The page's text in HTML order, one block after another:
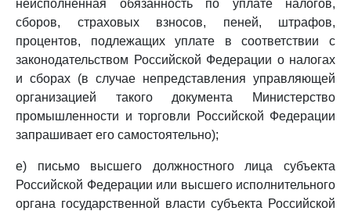
неисполненная обязанность по уплате налогов,
сборов, страховых взносов, пеней, штрафов,
процентов, подлежащих уплате в соответствии с
законодательством Российской Федерации о налогах
и сборах (в случае непредставления управляющей
организацией такого документа Министерство
промышленности и торговли Российской Федерации
запрашивает его самостоятельно);
е) письмо высшего должностного лица субъекта
Российской Федерации или высшего исполнительного
органа государственной власти субъекта Российской